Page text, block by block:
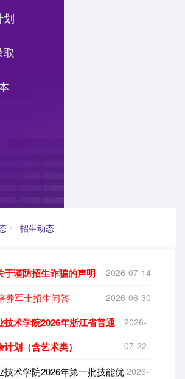
划
取
招生动态
于谨防招生诈骗的声明 2026-07-14
养军士招生问答 2026-06-30
技术学院2026年浙江省普通
划（含艺术类）
2026-
07-22
技术学院2026年第一批技能优 2026-